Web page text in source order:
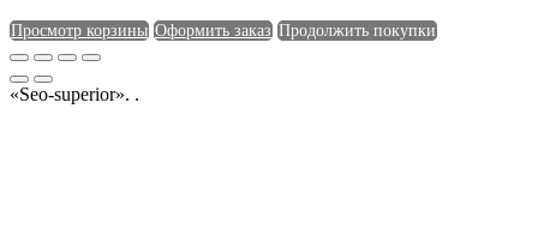
Просмотр корзины Оформить заказ Продолжить покупки
«Seo-superior». .